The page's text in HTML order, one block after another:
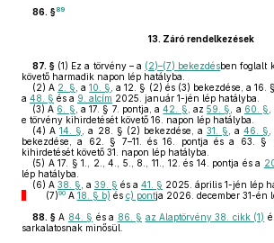
86. §89
13. Záró rendelkezések
87. § (1) Ez a törvény – a (2)–(7) bekezdésben foglalt
követő harmadik napon lép hatályba.
(2) A 2. § , a10. § , a 12. § (2) és (3) bekezdése, a
a 48. § és a 9. alcím 2025. január 1-jén lép hatályba.
(3) A 6. § , a 17. § 7. pontja, a42. § , az59. § , a 60. §
e törvény kihirdetését követő 16. napon lép hatályba.
(4) A14. § , a 28. § (2) bekezdése, a 31. § , a46. §
bekezdése, a 62. § 7–11. és 16. pontja és a 63. §
kihirdetését követő 31. napon lép hatályba.
(5) A 17. § 1., 2., 4., 5., 8., 11., 12. és 14. pontja és a
lép hatályba.
(6) A 38. § , a 39. § és a 41. § 2025. április 1-jén lép
(7)90A 18. § b) és c) pontja 2026. december 31-én
88. § A 84. § és a 86. § az Alaptörvény 38. cikk (1)
sarkalatosnak minősül.